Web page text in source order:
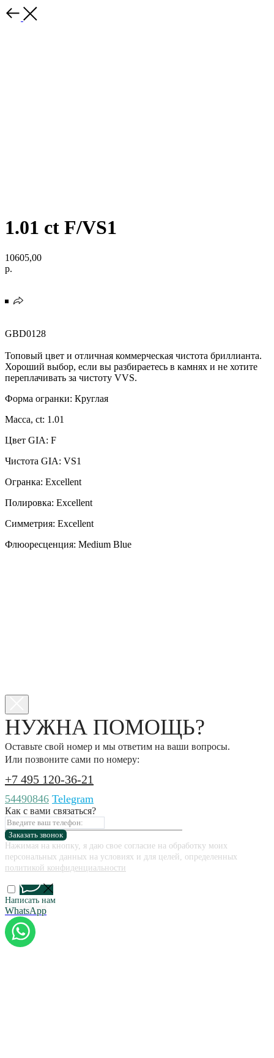
1.01 ct F/VS1
10605,00
р.
GBD0128
Топовый цвет и отличная коммерческая чистота бриллианта.
Хороший выбор, если вы разбираетесь в камнях и не хотите
переплачивать за чистоту VVS.
Форма огранки: Круглая
Масса, ct: 1.01
Цвет GIA: F
Чистота GIA: VS1
Огранка: Excellent
Полировка: Excellent
Симметрия: Excellent
Флюоресценция: Medium Blue
НУЖНА ПОМОЩЬ?
Оставьте свой номер и мы ответим на ваши вопросы.
Или позвоните сами по номеру:
+7 495 120-36-21
54490846 Telegram
Как с вами связаться?
Заказать звонок
Нажимая на кнопку, я даю свое согласие на обработку моих
персональных данных на условиях и для целей, определенных
политикой конфиденциальности
Написать нам
WhatsApp